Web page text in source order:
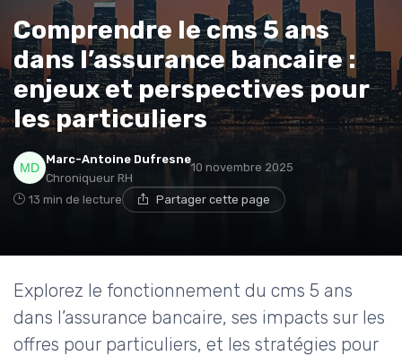
Comprendre le cms 5 ans
dans l’assurance bancaire :
enjeux et perspectives pour
les particuliers
Marc-Antoine Dufresne
Chroniqueur RH
10 novembre 2025
13 min de lecture Partager cette page
Explorez le fonctionnement du cms 5 ans
dans l’assurance bancaire, ses impacts sur les
offres pour particuliers, et les stratégies pour